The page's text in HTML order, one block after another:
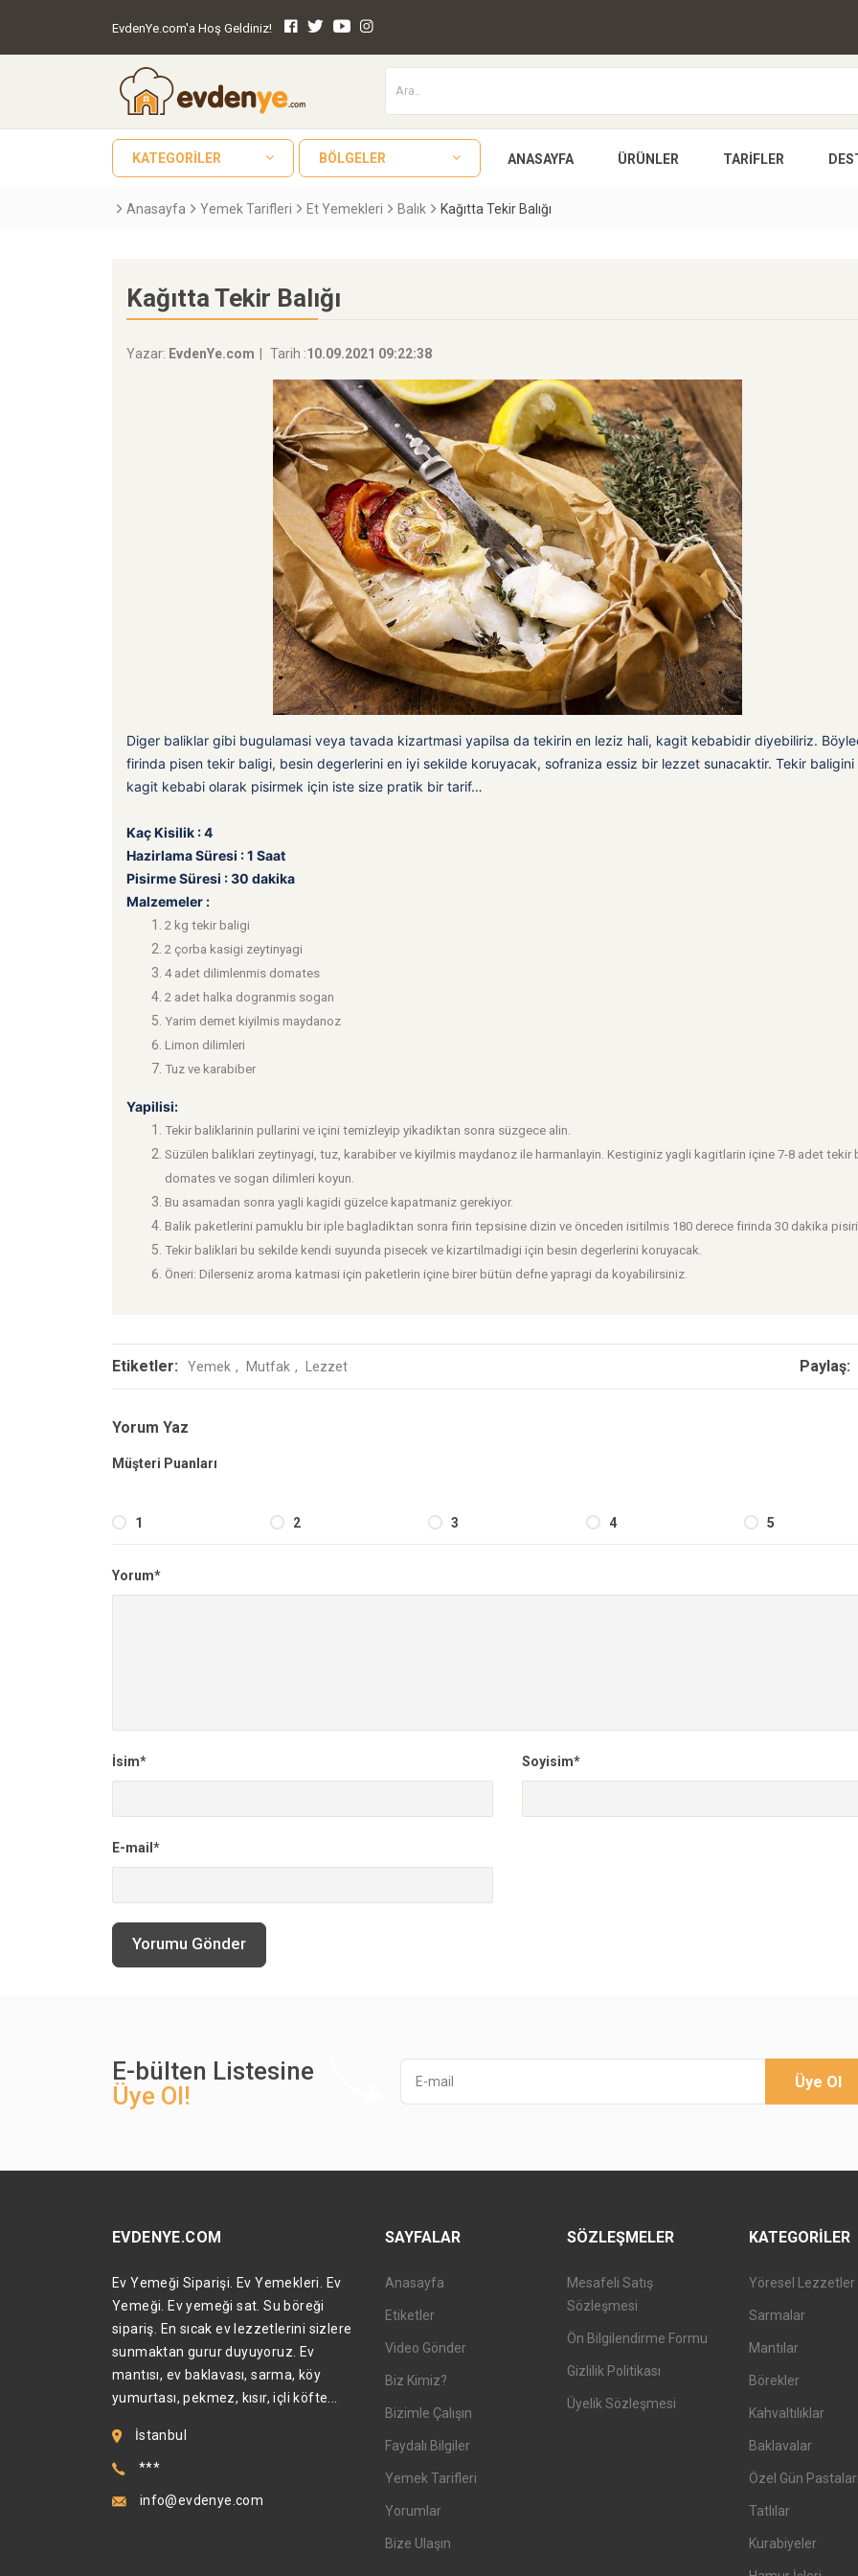
EvdenYe.com'a Hoş Geldiniz!
KATEGORILER BÖLGELER ANASAYFA ÜRÜNLER TARIFLER
Anasayfa Yemek Tarifleri Et Yemekleri Balık Kağıtta Tekir Balığı
Kağıtta Tekir Balığı
Yazar: EvdenYe.com Tarih :10.09.2021 09:22:38
Diger baliklar gibi bugulamasi veya tavada kizartmasi yapilsa da tekirin en leziz hali, kagit kebabidir diyebiliriz.
firinda pisen tekir baligi, besin degerlerini en iyi sekilde koruyacak, sofraniza essiz bir lezzet sunacaktir. Tekir baligini
kagit kebabi olarak pisirmek için iste size pratik bir tarif…
Kaç Kisilik : 4
Hazirlama Süresi : 1 Saat
Pisirme Süresi : 30 dakika
Malzemeler :
2 kg tekir baligi
2 çorba kasigi zeytinyagi
4 adet dilimlenmis domates
2 adet halka dogranmis sogan
Yarim demet kiyilmis maydanoz
Limon dilimleri
Tuz ve karabiber
Yapilisi:
Tekir baliklarinin pullarini ve içini temizleyip yikadiktan sonra süzgece alin.
Süzülen baliklari zeytinyagi, tuz, karabiber ve kiyilmis maydanoz ile harmanlayin. Kestiginiz yagli kagitlarin içine 7-8 adet tekir
domates ve sogan dilimleri koyun.
Bu asamadan sonra yagli kagidi güzelce kapatmaniz gerekiyor.
Balik paketlerini pamuklu bir iple bagladiktan sonra firin tepsisine dizin ve önceden isitilmis 180 derece firinda 30 dakika
Tekir baliklari bu sekilde kendi suyunda pisecek ve kizartilmadigi için besin degerlerini koruyacak.
Öneri: Dilerseniz aroma katmasi için paketlerin içine birer bütün defne yapragi da koyabilirsiniz.
Etiketler: Yemek Mutfak Lezzet Paylaş:
Yorum Yaz
Müşteri Puanları
1 2 3 4 5
Yorum*
İsim* Soyisim*
E-mail*
Yorumu Gönder
E-bülten Listesine
Üye Ol!
Üye Ol
EVDENYE.COM
Ev Yemeği Siparişi. Ev Yemekleri. Ev
Yemeği. Ev yemeği sat. Su böreği
sipariş. En sıcak ev lezzetlerini sizlere
sunmaktan gurur duyuyoruz. Ev
mantısı, ev baklavası, sarma, köy
yumurtası, pekmez, kısır, içli köfte...
İstanbul
***
info@evdenye.com
SAYFALAR
Anasayfa
Etiketler
Video Gönder
Biz Kimiz?
Bizimle Çalışın
Faydalı Bilgiler
Yemek Tarifleri
Yorumlar
Bize Ulaşın
SÖZLEŞMELER
Mesafeli Satış
Sözleşmesi
Ön Bilgilendirme Formu
Gizlilik Politikası
Üyelik Sözleşmesi
KATEGORILER
Yöresel Lezzetler
Sarmalar
Mantılar
Börekler
Kahvaltılıklar
Baklavalar
Özel Gün Pastaları
Tatlılar
Kurabiyeler